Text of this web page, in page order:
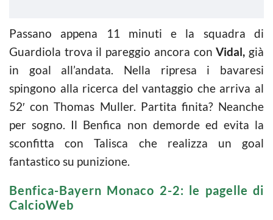
Passano appena 11 minuti e la squadra di
Guardiola trova il pareggio ancora conVidal, già
in goal all’andata. Nella ripresa i bavaresi
spingono alla ricerca del vantaggio che arriva al
52′ con Thomas Muller. Partita finita? Neanche
per sogno. Il Benfica non demorde ed evita la
sconfitta con Talisca che realizza un goal
fantastico su punizione.
Benfica-Bayern Monaco 2-2: le pagelle di
CalcioWeb